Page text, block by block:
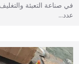
في صناعة التعبئة
عدد…